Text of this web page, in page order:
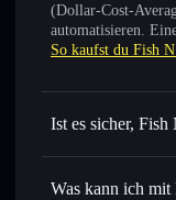
(Dollar-Cost-
automatisieren.
So kaufst du Fish
Ist es sicher,
Fish N Chips
Was kann ich